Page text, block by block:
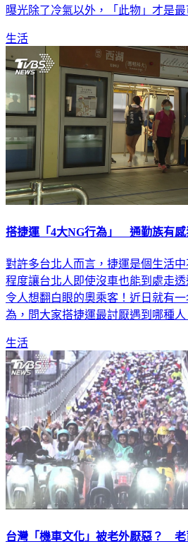
曝光除了冷氣以外，「此物」才是最
生活
搭捷運「4大NG行為」 通勤族有感
對許多台北人而言，捷運是個生活
程度讓台北人即使沒車也能到處走
令人想翻白眼的奧乘客！近日就有
為，問大家搭捷運最討厭遇到哪種人
生活
台灣「機車文化」被老外厭惡？ 老